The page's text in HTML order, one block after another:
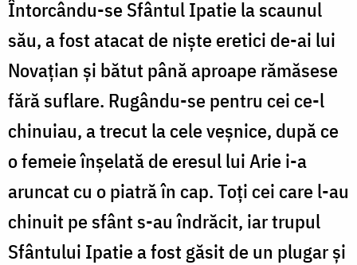
Întorcându-se Sfântul Ipatie la scaunul
său, a fost atacat de niște eretici de-ai lui
Novațian și bătut până aproape rămăsese
fără suflare. Rugându-se pentru cei ce-l
chinuiau, a trecut la cele veșnice, după ce
o femeie înșelată de eresul lui Arie i-a
aruncat cu o piatră în cap. Toți cei care l-au
chinuit pe sfânt s-au îndrăcit, iar trupul
Sfântului Ipatie a fost găsit de un plugar și